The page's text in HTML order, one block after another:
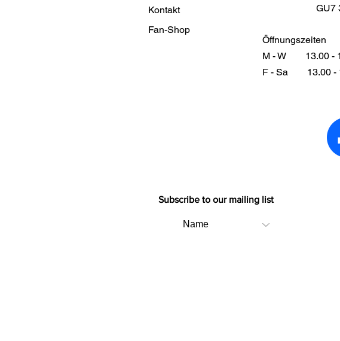
Kontakt
Fan-Shop
GU7
Öffnungszeiten
M - W
13.00 -
F - Sa
13.00 -
Subscribe to our mailing list